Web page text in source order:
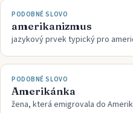
PODOBNÉ SLOVO
amerikanizmus
jazykový prvek typický pro
PODOBNÉ SLOVO
Amerikánka
žena, která emigrovala do